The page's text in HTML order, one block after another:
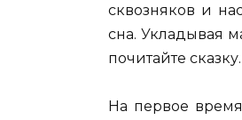
сквозняков и
сна. Укладывая
почитайте сказку.
На первое